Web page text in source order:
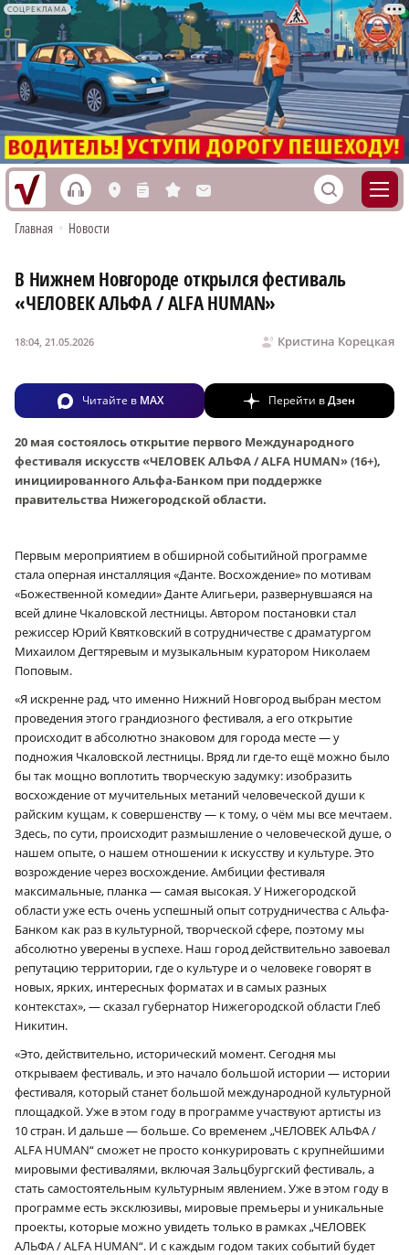
СОЦРЕКЛАМА
h L n s M S
Главная • Новости
В Нижнем Новгороде открылся фестиваль
«ЧЕЛОВЕК АЛЬФА / ALFA HUMAN»
Кристина Корецкая
18:04, 21.05.2026
Читайте в MAX Перейти вДзен
20 мая состоялось открытие первого Международного
фестиваля искусств «ЧЕЛОВЕК АЛЬФА / ALFA HUMAN» (16+),
инициированного Альфа-Банком при поддержке
правительства Нижегородской области.
Первым мероприятием в обширной событийной программе
стала оперная инсталляция «Данте. Восхождение» по мотивам
«Божественной комедии» Данте Алигьери, развернувшаяся на
всей длине Чкаловской лестницы. Автором постановки стал
режиссер Юрий Квятковский в сотрудничестве с драматургом
Михаилом Дегтяревым и музыкальным куратором Николаем
Поповым.
«Я искренне рад, что именно Нижний Новгород выбран местом
проведения этого грандиозного фестиваля, а его открытие
происходит в абсолютно знаковом для города месте — у
подножия Чкаловской лестницы. Вряд ли где-то ещё можно было
бы так мощно воплотить творческую задумку: изобразить
восхождение от мучительных метаний человеческой души к
райским кущам, к совершенству — к тому, о чём мы все мечтаем.
Здесь, по сути, происходит размышление о человеческой душе, о
нашем опыте, о нашем отношении к искусству и культуре. Это
возрождение через восхождение. Амбиции фестиваля
максимальные, планка — самая высокая. У Нижегородской
области уже есть очень успешный опыт сотрудничества с Альфа-
Банком как раз в культурной, творческой сфере, поэтому мы
абсолютно уверены в успехе. Наш город действительно завоевал
репутацию территории, где о культуре и о человеке говорят в
новых, ярких, интересных форматах и в самых разных
контекстах», — сказал губернатор Нижегородской области Глеб
Никитин.
«Это, действительно, исторический момент. Сегодня мы
открываем фестиваль, и это начало большой истории — истории
фестиваля, который станет большой международной культурной
площадкой. Уже в этом году в программе участвуют артисты из
10 стран. И дальше — больше. Со временем „ЧЕЛОВЕК АЛЬФА /
ALFA HUMAN“ сможет не просто конкурировать с крупнейшими
мировыми фестивалями, включая Зальцбургский фестиваль, а
стать самостоятельным культурным явлением. Уже в этом году в
программе есть эксклюзивы, мировые премьеры и уникальные
проекты, которые можно увидеть только в рамках „ЧЕЛОВЕК
АЛЬФА / ALFA HUMAN“. И с каждым годом таких событий будет